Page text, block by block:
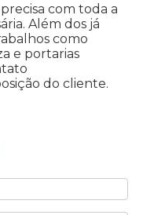
com toda a
Além dos já
como
e portarias
do cliente.